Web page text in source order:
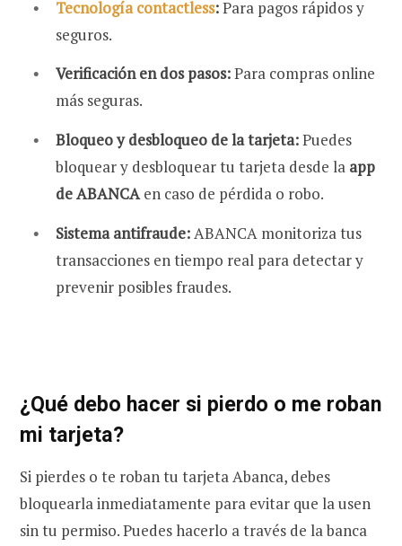
Tecnología contactless:Para pagos rápidos y
seguros.
Verificación en dos pasos:Para compras online
más seguras.
Bloqueo y desbloqueo de la tarjeta:Puedes
bloquear y desbloquear tu tarjeta desde la app
de ABANCAen caso de pérdida o robo.
Sistema antifraude: ABANCA monitoriza tus
transacciones en tiempo real para detectar y
prevenir posibles fraudes.
¿Qué debo hacer si pierdo o me roban
mi tarjeta?
Si pierdes o te roban tu tarjeta Abanca, debes
bloquearla inmediatamente para evitar que la usen
sin tu permiso. Puedes hacerlo a través de la banca